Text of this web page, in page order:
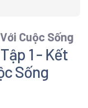
Cuộc Sống
1 - Kết
Sống